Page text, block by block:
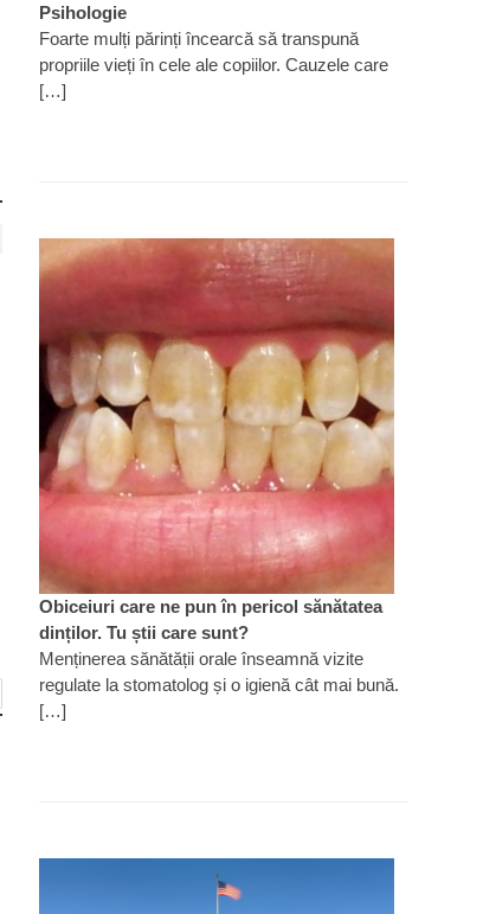
Psihologie
Foarte mulți părinți încearcă să transpună
propriile vieți în cele ale copiilor. Cauzele care
[…]
Obiceiuri care ne pun în pericol sănătatea
dinților. Tu știi care sunt?
Menținerea sănătății orale înseamnă vizite
regulate la stomatolog și o igienă cât mai bună.
[…]